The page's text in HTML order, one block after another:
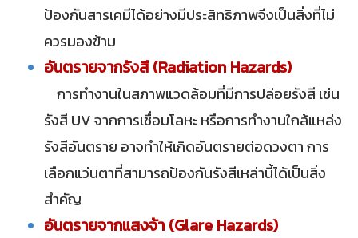
ป้องกันสารเคมีได้อย่างมีประสิทธิภาพจึงเป็นสิ่งที่ไม่
ควรมองข้าม
อันตรายจากรังสี (Radiation Hazards)
การทำงานในสภาพแวดล้อมที่มีการปล่อยรังสี เช่น
รังสี UV จากการเชื่อมโลหะ หรือการทำงานใกล้แหล่ง
รังสีอันตราย อาจทำให้เกิดอันตรายต่อดวงตา การ
เลือกแว่นตาที่สามารถป้องกันรังสีเหล่านี้ได้เป็นสิ่ง
สำคัญ
อันตรายจากแสงจ้า (Glare Hazards)